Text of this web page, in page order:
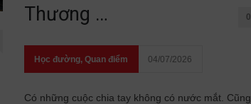
Thương … 0
Học đường, Quan điểm 04/07/2026
Có những cuộc chia tay không có nước mắt. Cũng